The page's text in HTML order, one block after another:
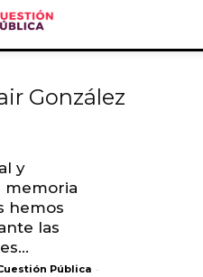
González
y
memoria
hemos
las
Pública -